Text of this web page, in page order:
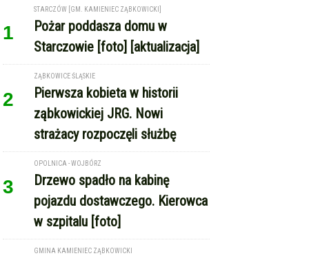
1
STARCZÓW [GM. KAMIENIEC ZĄBKOWICKI]
Pożar poddasza domu w
Starczowie [foto] [aktualizacja]
2
ZĄBKOWICE ŚLĄSKIE
Pierwsza kobieta w historii
ząbkowickiej JRG. Nowi
strażacy rozpoczęli służbę
3
OPOLNICA - WOJBÓRZ
Drzewo spadło na kabinę
pojazdu dostawczego. Kierowca
w szpitalu [foto]
GMINA KAMIENIEC ZĄBKOWICKI